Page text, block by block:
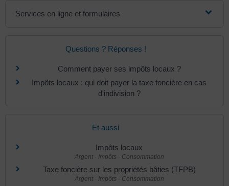
Services en ligne et formulaires
Questions ? Réponses !
Comment payer ses impôts locaux ?
Impôts locaux : qui doit payer la taxe foncière en cas
d'indivision ?
Et aussi
Impôts locaux
Argent - Impôts - Consommation
Taxe foncière sur les propriétés bâties (TFPB)
Argent - Impôts - Consommation